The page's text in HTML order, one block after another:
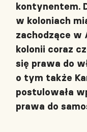
kontynentem.
w koloniach
zachodzące w
kolonii coraz
się prawa do
o tym także
postulowała
prawa do